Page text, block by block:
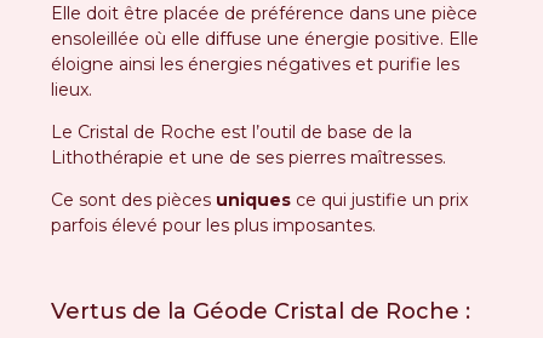
Elle doit être placée de préférence dans une pièce
ensoleillée où elle diffuse une énergie positive. Elle
éloigne ainsi les énergies négatives et purifie les
lieux.
Le Cristal de Roche est l’outil de base de la
Lithothérapie et une de ses pierres maîtresses.
Ce sont des pièces uniques ce qui justifie un prix
parfois élevé pour les plus imposantes.
Vertus de la Géode Cristal de Roche :